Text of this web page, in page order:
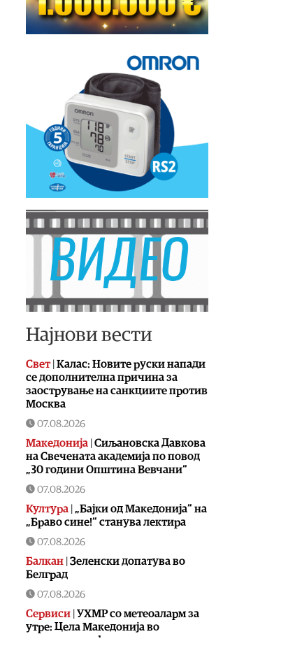
Најнови вести
Свет| Калас: Новите руски напади
се дополнителна причина за
заострување на санкциите против
Москва
07.08.2026
Македонија | Сиљановска Давкова
на Свечената академија по повод
„30 години Општина Вевчани“
07.08.2026
Култура | „Бајки од Македонија“ на
„Браво сине!“ станува лектира
07.08.2026
Балкан | Зеленски допатува во
Белград
07.08.2026
Сервиси | УХМР со метеоаларм за
утре: Цела Македонија во
портокалова фаза